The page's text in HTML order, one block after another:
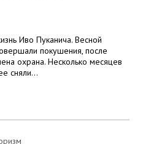
Иво Пуканича. Весной
покушения, после
охрана. Несколько месяцев
сняли…